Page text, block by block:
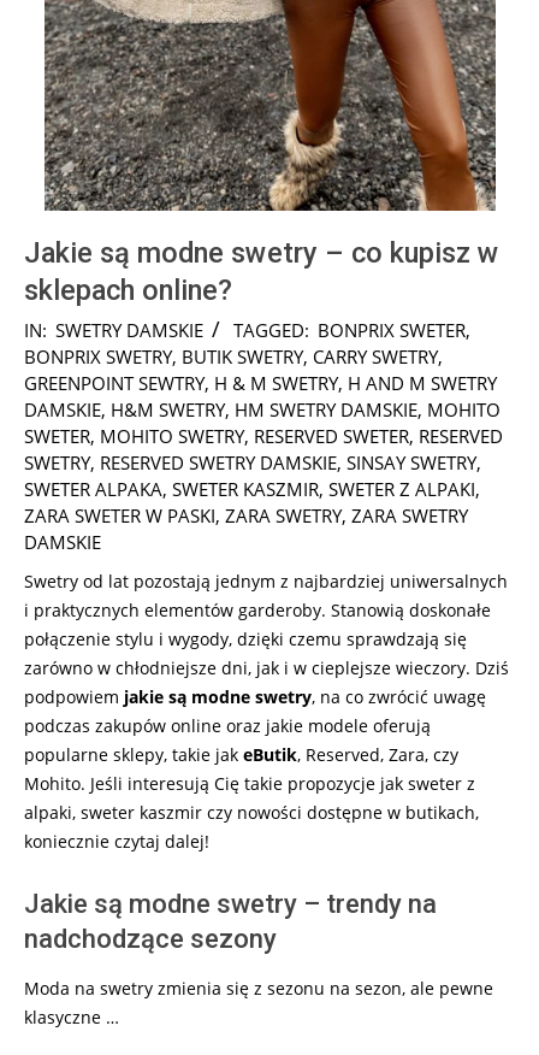
Jakie są modne swetry – co kupisz w
sklepach online?
2025-
01-
29
IN: SWETRY DAMSKIE TAGGED: BONPRIX SWETER,
BONPRIX SWETRY, BUTIK SWETRY, CARRY SWETRY,
GREENPOINT SEWTRY, H & M SWETRY, H AND M SWETRY
DAMSKIE, H&M SWETRY, HM SWETRY DAMSKIE, MOHITO
SWETER, MOHITO SWETRY, RESERVED SWETER, RESERVED
SWETRY, RESERVED SWETRY DAMSKIE, SINSAY SWETRY,
SWETER ALPAKA, SWETER KASZMIR, SWETER Z ALPAKI,
ZARA SWETER W PASKI, ZARA SWETRY, ZARA SWETRY
DAMSKIE
Swetry od lat pozostają jednym z najbardziej uniwersalnych
i praktycznych elementów garderoby. Stanowią doskonałe
połączenie stylu i wygody, dzięki czemu sprawdzają się
zarówno w chłodniejsze dni, jak i w cieplejsze wieczory. Dziś
podpowiem jakie są modne swetry, na co zwrócić uwagę
podczas zakupów online oraz jakie modele oferują
popularne sklepy, takie jak eButik, Reserved, Zara, czy
Mohito. Jeśli interesują Cię takie propozycje jak sweter z
alpaki, sweter kaszmir czy nowości dostępne w butikach,
koniecznie czytaj dalej!
Jakie są modne swetry – trendy na
nadchodzące sezony
Moda na swetry zmienia się z sezonu na sezon, ale pewne
klasyczne …